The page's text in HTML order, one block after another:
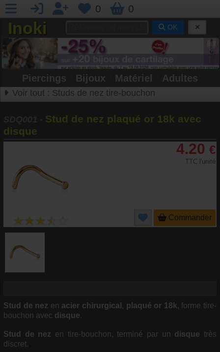
0 0
Inoki OK
Piercings Bijoux Matériel Adultes
Voir tout : Studs de nez tire-bouchon
Stud de nez plaqué or 18k avec
disque
4.20 €
TTC l'unité
Commander
Stud de nez en acier chirurgical , plaqué or 18k, forme tire-
bouchon avec disque.
Stud de nez en tire-bouchon, terminé par un disque très
discret.